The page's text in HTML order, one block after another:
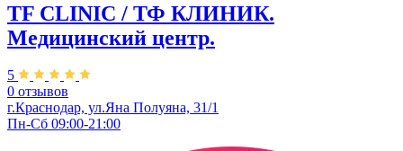
TF CLINIC / ТФ КЛИНИК.
Медицинский центр.
5
0 отзывов
г.Краснодар, ул.​Яна Полуяна, 31/1
Пн-Сб 09:00-21:00